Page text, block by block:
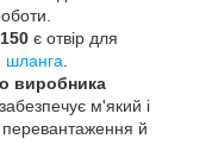
є отвір для
шланга
виробника
забезпечує м'який і
перевантаження й